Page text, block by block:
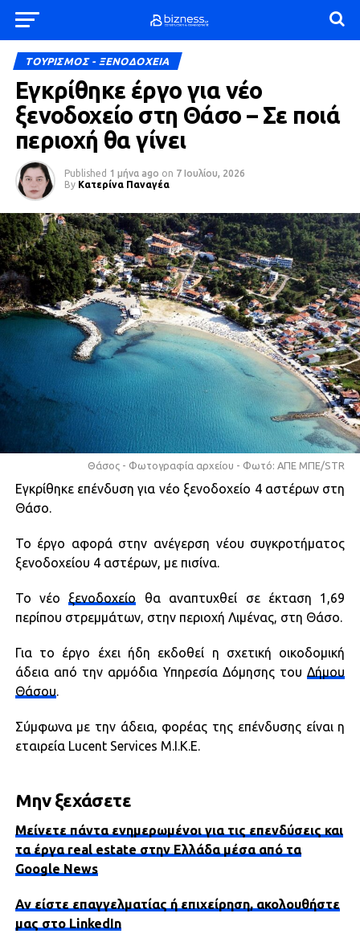
ΤΟΥΡΙΣΜΟΣ - ΞΕΝΟΔΟΧΕΙΑ
Εγκρίθηκε έργο για νέο
ξενοδοχείο στη Θάσο – Σε ποιά
περιοχή θα γίνει
Published 1 μήνα ago on 7 Ιουλίου, 2026
By Κατερίνα Παναγέα
Θάσος - Φωτογραφία αρχείου - Φωτό: ΑΠΕ ΜΠΕ/STR
Εγκρίθηκε επένδυση για νέο ξενοδοχείο 4 αστέρων στη
Θάσο.
Το έργο αφορά στην ανέγερση νέου συγκροτήματος
ξενοδοχείου 4 αστέρων, με πισίνα.
Το νέο ξενοδοχείο θα αναπτυχθεί σε έκταση 1,69
περίπου στρεμμάτων, στην περιοχή Λιμένας, στη Θάσο.
Για το έργο έχει ήδη εκδοθεί η σχετική οικοδομική
άδεια από την αρμόδια Υπηρεσία Δόμησης τουΔήμου
Θάσου.
Σύμφωνα με την άδεια, φορέας της επένδυσης είναι η
εταιρεία Lucent Services Μ.Ι.Κ.Ε.
Μην ξεχάσετε
Μείνετε πάντα ενημερωμένοι για τις επενδύσεις και
τα έργα real estate στην Ελλάδα μέσα από τα
Google News
Αν είστε επαγγελματίας ή επιχείρηση, ακολουθήστε
μας στο LinkedIn